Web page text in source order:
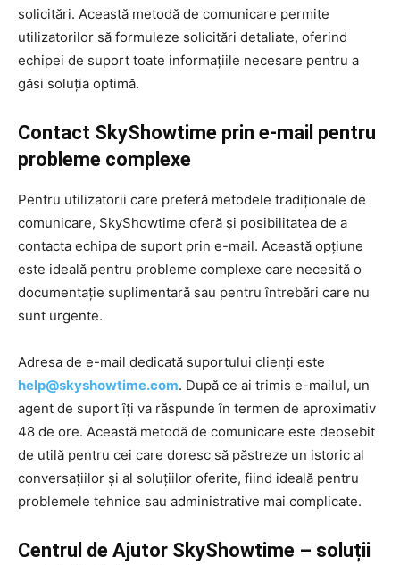
solicitări. Această metodă de comunicare permite
utilizatorilor să formuleze solicitări detaliate, oferind
echipei de suport toate informațiile necesare pentru a
găsi soluția optimă.
Contact SkyShowtime prin e-mail pentru
probleme complexe
Pentru utilizatorii care preferă metodele tradiționale de
comunicare, SkyShowtime oferă și posibilitatea de a
contacta echipa de suport prin e-mail. Această opțiune
este ideală pentru probleme complexe care necesită o
documentație suplimentară sau pentru întrebări care nu
sunt urgente.
Adresa de e-mail dedicată suportului clienți este
help@skyshowtime.com. După ce ai trimis e-mailul, un
agent de suport îți va răspunde în termen de aproximativ
48 de ore. Această metodă de comunicare este deosebit
de utilă pentru cei care doresc să păstreze un istoric al
conversațiilor și al soluțiilor oferite, fiind ideală pentru
problemele tehnice sau administrative mai complicate.
Centrul de Ajutor SkyShowtime – soluții